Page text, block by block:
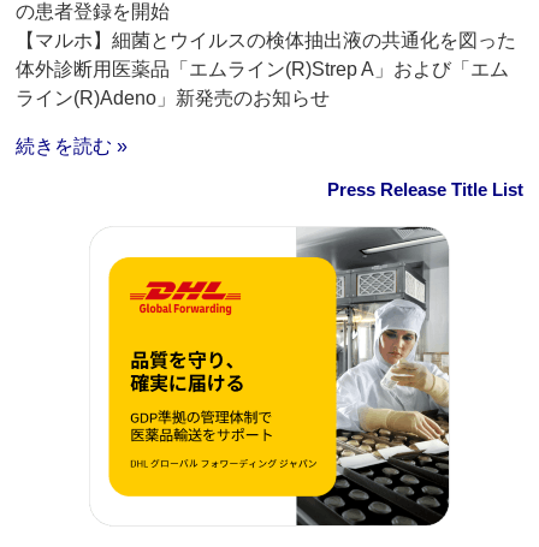
の患者登録を開始
【マルホ】細菌とウイルスの検体抽出液の共通化を図った
体外診断用医薬品「エムライン(R)Strep A」および「エム
ライン(R)Adeno」新発売のお知らせ
続きを読む »
Press Release Title List